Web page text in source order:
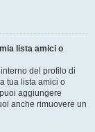
lista amici o
del profilo di
tua lista amici o
aggiungere
anche rimuovere un